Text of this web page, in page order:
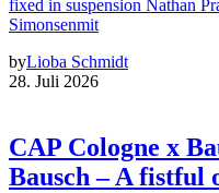
fixed in suspension Nathan
Simonsenmit
byLioba Schmidt
28. Juli 2026
CAP Cologne x
Bausch – A fistful